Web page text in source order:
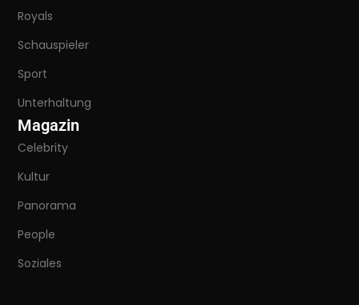
Royals
Schauspieler
Sport
Unterhaltung
Magazin
Celebrity
Kultur
Panorama
People
Soziales